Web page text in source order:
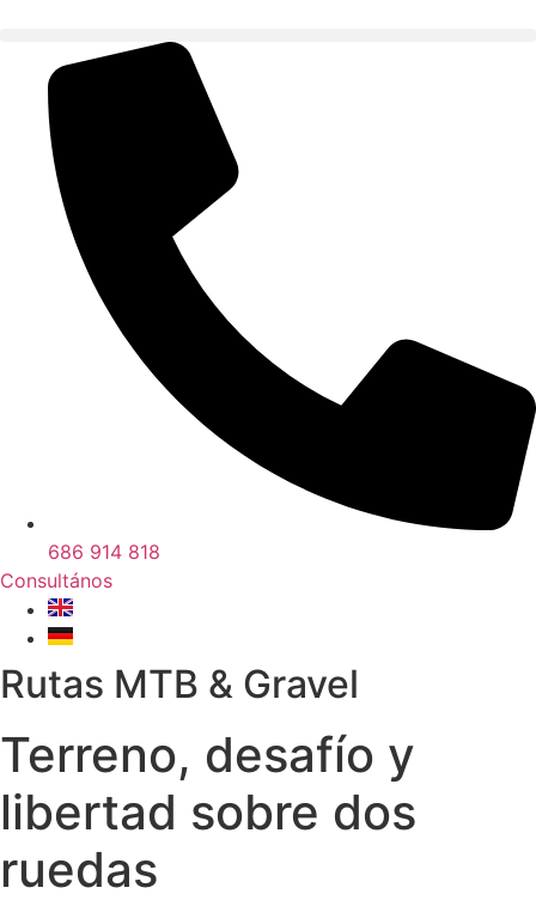
contenido
686 914 818
Consultános
Rutas MTB & Gravel
Terreno, desafío y
libertad sobre dos
ruedas